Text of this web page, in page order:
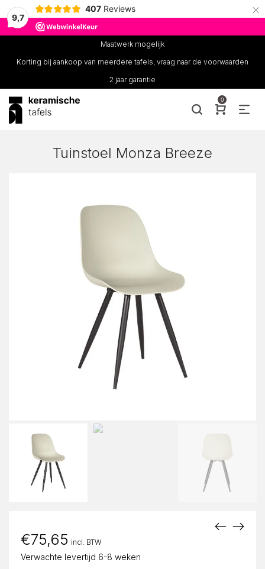
9,7
407 Reviews ×
Maatwerk mogelijk
Korting bij aankoop van meerdere tafels, vraag naar de voorwaarden
2 jaar garantie
0
Tuinstoel Monza Breeze
€75,65 incl. BTW
Verwachte levertijd 6-8 weken